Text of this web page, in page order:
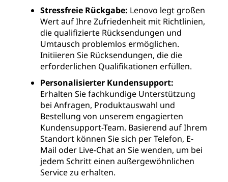
Stressfreie Rückgabe: Lenovo legt großen
Wert auf Ihre Zufriedenheit mit Richtlinien,
die qualifizierte Rücksendungen und
Umtausch problemlos ermöglichen.
Initiieren Sie Rücksendungen, die die
erforderlichen Qualifikationen erfüllen.
Personalisierter Kundensupport:
Erhalten Sie fachkundige Unterstützung
bei Anfragen, Produktauswahl und
Bestellung von unserem engagierten
Kundensupport-Team. Basierend auf Ihrem
Standort können Sie sich per Telefon, E-
Mail oder Live-Chat an Sie wenden, um bei
jedem Schritt einen außergewöhnlichen
Service zu erhalten.